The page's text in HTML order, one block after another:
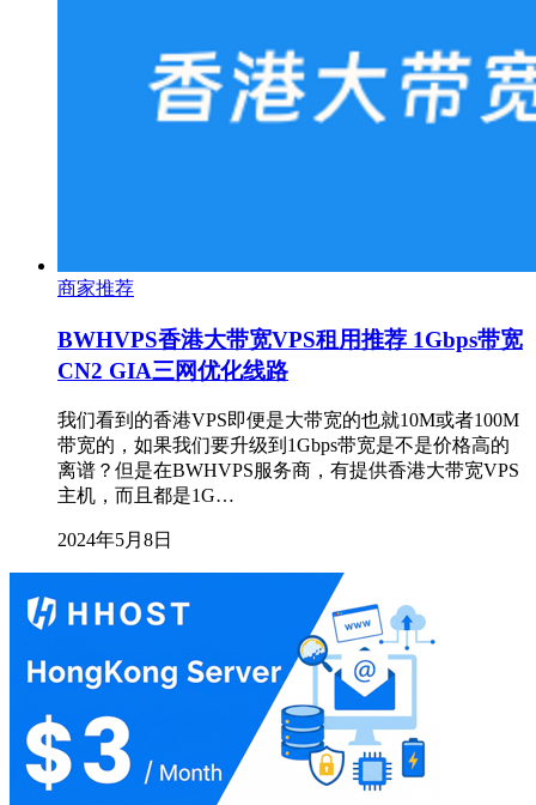
商家推荐
BWHVPS香港大带宽VPS租用推荐 1Gbps带宽
CN2 GIA三网优化线路
我们看到的香港VPS即便是大带宽的也就10M或者100M
带宽的，如果我们要升级到1Gbps带宽是不是价格高的
离谱？但是在BWHVPS服务商，有提供香港大带宽VPS
主机，而且都是1G…
2024年5月8日